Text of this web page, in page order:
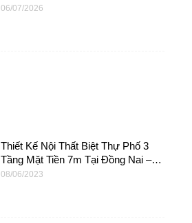
BTB21
06/07/2026
Thiết Kế Nội Thất Biệt Thự Phố 3
Tầng Mặt Tiền 7m Tại Đồng Nai –
NT48
08/06/2023